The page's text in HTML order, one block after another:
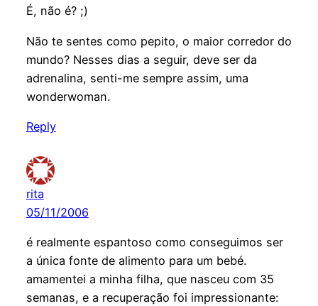
É, não é? ;)
Não te sentes como pepito, o maior corredor do
mundo? Nesses dias a seguir, deve ser da
adrenalina, senti-me sempre assim, uma
wonderwoman.
Reply
rita
05/11/2006
é realmente espantoso como conseguimos ser
a única fonte de alimento para um bebé.
amamentei a minha filha, que nasceu com 35
semanas, e a recuperação foi impressionante: